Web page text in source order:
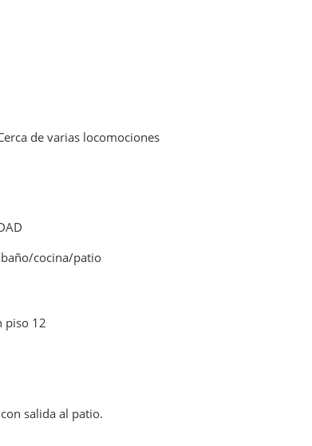
de varias locomociones
cocina/patio
piso 12
salida al patio.